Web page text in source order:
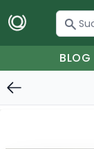
BLOG